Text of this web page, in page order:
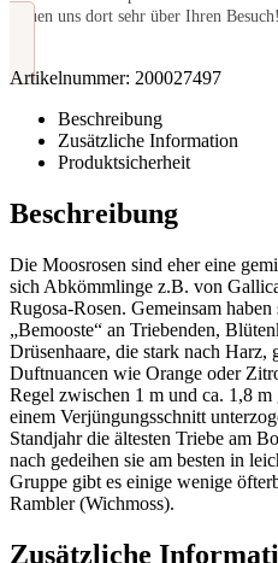
freuen uns dort sehr über Ihren Besuch!
Artikelnummer: 200027497
Beschreibung
Zusätzliche Information
Produktsicherheit
Beschreibung
Die Moosrosen sind eher eine
sich Abkömmlinge z.B. von
Rugosa-Rosen. Gemeinsam haben
„Bemooste“ an Triebenden,
Drüsenhaare, die stark nach Harz,
Duftnuancen wie Orange oder
Regel zwischen 1 m und ca. 1,8
einem Verjüngungsschnitt
Standjahr die ältesten Triebe am
nach gedeihen sie am besten in
Gruppe gibt es einige wenige
Rambler (Wichmoss).
Zusätzliche